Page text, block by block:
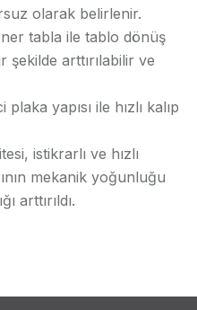
olarak belirlenir.
tabla ile tablo dönüş
şekilde arttırılabilir ve
yapısı ile hızlı kalıp
istikrarlı ve hızlı
mekanik yoğunluğu
arttırıldı.